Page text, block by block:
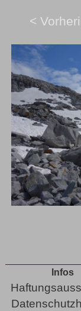
<
Infos